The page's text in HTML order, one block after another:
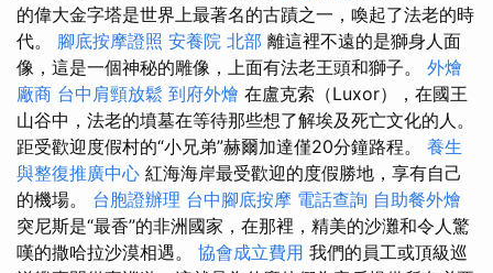
的偉大金字塔是世界上最著名的古蹟之一，喚起了法老的時
代。 腳底按摩證照 安養院 北部 離這裡不遠的是獅身人面
像，這是一個神秘的雕像，上面有法老王頭和獅子。 外燴
廠商 台中肩頸放鬆 到府外燴 在盧克索（Luxor），在國王
山谷中，法老的墳墓在等待那些想了解埃及死亡文化的人。
距受歡迎度假村的“小兄弟”赫爾加達僅20分鐘路程。 養生
與整復推廣中心 紅海海岸最受歡迎的度假勝地，享有自己
的機場。 台胞證辦理 台中腳底按摩 電話查詢 自助餐外燴
突尼斯是“最香”的非洲國家，在那裡，精美的沙灘和令人驚
嘆的撒哈拉沙漠相遇。 協會成立費用 我們的員工或頂級巡